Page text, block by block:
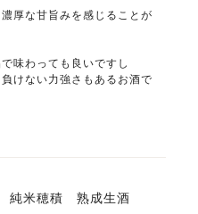
厚な甘旨みを感じることが
味わっても良いですし
けない力強さもあるお酒で
米穂積 熟成生酒